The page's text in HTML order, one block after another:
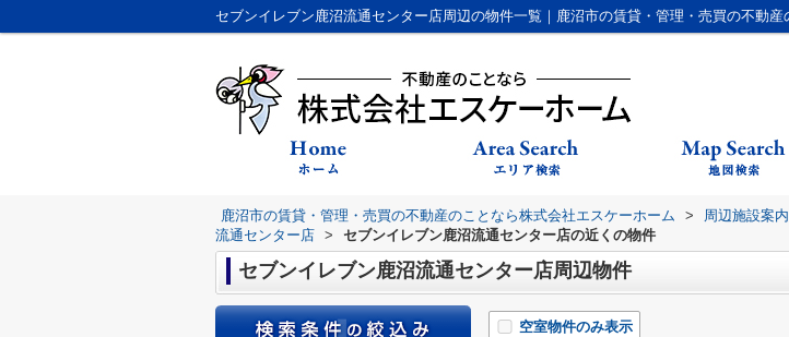
鹿沼市の賃貸・管理・売買の不動産のことなら株式会社エスケーホーム > 周辺施設案内
流通センター店 > セブンイレブン鹿沼流通センター店の近くの物件
セブンイレブン鹿沼流通センター店周辺物件
空室物件のみ表示